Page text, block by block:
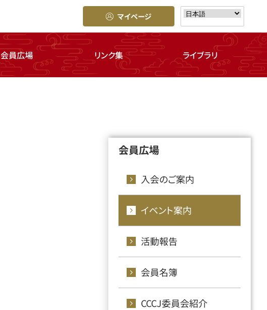
マイページ
会員広場 リンク集 ライブラリ
会員広場
入会のご案内
イベント案内
活動報告
会員名簿
CCCJ委員会紹介